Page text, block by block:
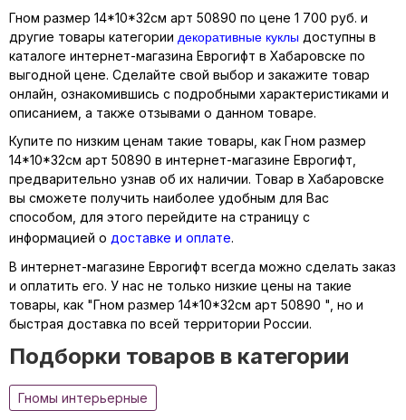
Гном размер 14*10*32см арт 50890 по цене 1 700 руб. и
другие товары категории декоративные куклы доступны в
каталоге интернет-магазина Еврогифт в Хабаровске по
выгодной цене. Сделайте свой выбор и закажите товар
онлайн, ознакомившись с подробными характеристиками и
описанием, а также отзывами о данном товаре.
Купите по низким ценам такие товары, как Гном размер
14*10*32см арт 50890 в интернет-магазине Еврогифт,
предварительно узнав об их наличии. Товар в Хабаровске
вы сможете получить наиболее удобным для Вас
способом, для этого перейдите на страницу с
информацией о доставке и оплате.
В интернет-магазине Еврогифт всегда можно сделать заказ
и оплатить его. У нас не только низкие цены на такие
товары, как "Гном размер 14*10*32см арт 50890 ", но и
быстрая доставка по всей территории России.
Подборки товаров в категории
Гномы интерьерные